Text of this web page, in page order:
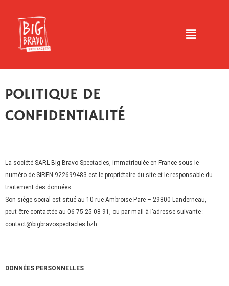
contenu
Menu
POLITIQUE DE
CONFIDENTIALITÉ
La société SARL Big Bravo Spectacles, immatriculée en France sous le
numéro de SIREN 922699483 est le propriétaire du site et le responsable du
traitement des données.
Son siège social est situé au 10 rue Ambroise Pare – 29800 Landerneau,
peut-être contactée au 06 75 25 08 91, ou par mail à l’adresse suivante :
contact@bigbravospectacles.bzh
DONNÉES PERSONNELLES